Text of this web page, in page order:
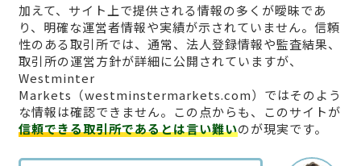
加えて、サイト上で提供される情報の多くが曖昧であ
り、明確な運営者情報や実績が示されていません。信頼
性のある取引所では、通常、法人登録情報や監査結果、
取引所の運営方針が詳細に公開されていますが、
Westminter
Markets（westminstermarkets.com）ではそのよう
な情報は確認できません。この点からも、このサイトが
信頼できる取引所であるとは言い難いのが現実です。